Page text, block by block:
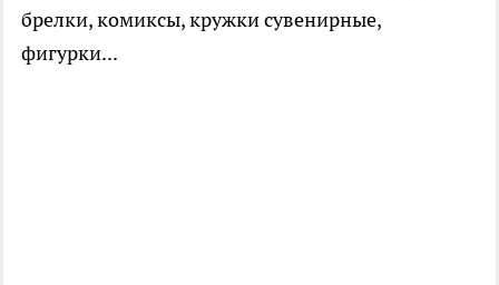
брелки, комиксы, кружки сувенирные,
фигурки...